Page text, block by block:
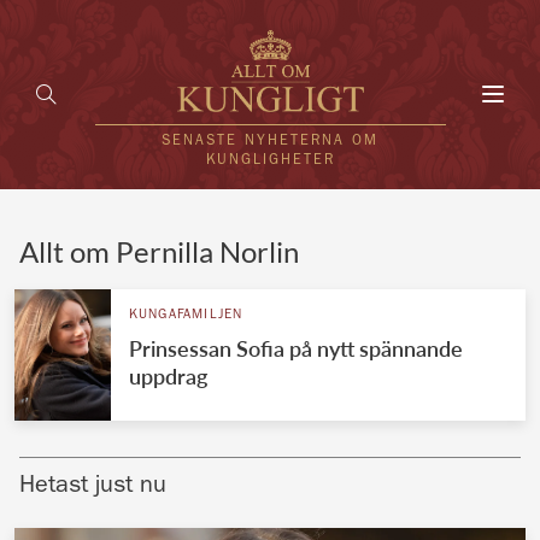
SENASTE NYHETERNA OM
KUNGLIGHETER
UTLÄNDSKT
VÄRLDENS KUNGAHUS
Brittiska kungahuset
Allt om Pernilla Norlin
KUNGAFAMILJEN
Prinsessan Sofia på nytt spännande
uppdrag
Hetast just nu